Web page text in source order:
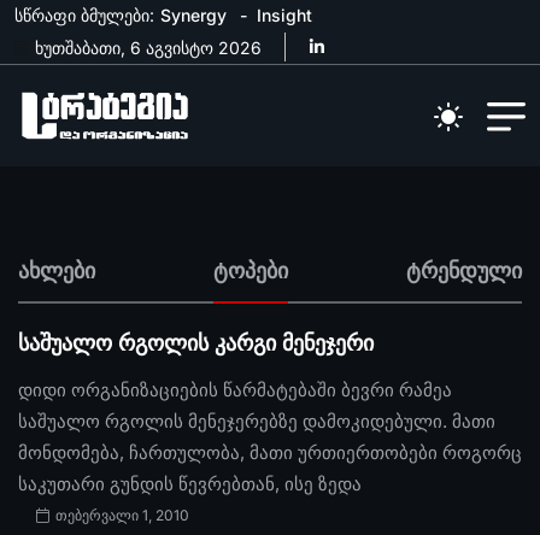
სწრაფი ბმულები: Synergy
Insight
ხუთშაბათი, 6 აგვისტო 2026
ახლები ტოპები ტრენდული
საშუალო რგოლის კარგი მენეჯერი
დიდი ორგანიზაციების წარმატებაში ბევრი რამეა
საშუალო რგოლის მენეჯერებზე დამოკიდებული. მათი
მონდომება, ჩართულობა, მათი ურთიერთობები როგორც
საკუთარი გუნდის წევრებთან, ისე ზედა
თებერვალი 1, 2010